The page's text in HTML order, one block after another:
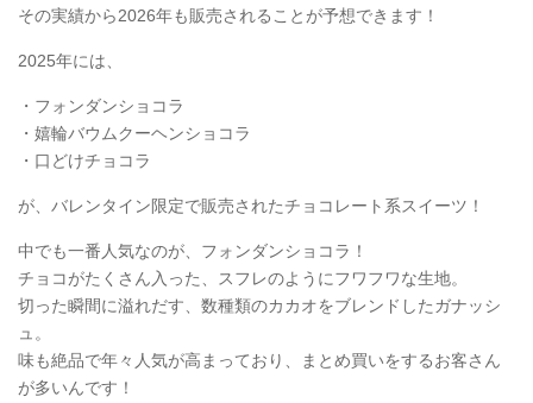
その実績から2026年も販売されることが予想できます！
2025年には、
・フォンダンショコラ
・嬉輪バウムクーヘンショコラ
・口どけチョコラ
が、バレンタイン限定で販売されたチョコレート系スイーツ！
中でも一番人気なのが、フォンダンショコラ！
チョコがたくさん入った、スフレのようにフワフワな生地。
切った瞬間に溢れだす、数種類のカカオをブレンドしたガナッシ
ュ。
味も絶品で年々人気が高まっており、まとめ買いをするお客さん
が多いんです！